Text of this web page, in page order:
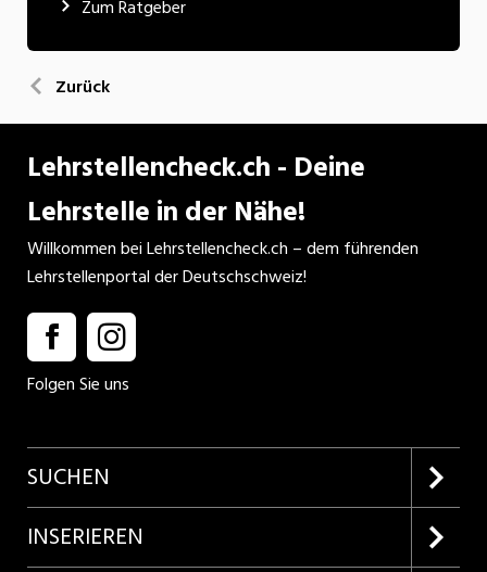
Zum Ratgeber
Zurück
Lehrstellencheck.ch - Deine
Lehrstelle in der Nähe!
Willkommen bei Lehrstellencheck.ch – dem führenden
Lehrstellenportal der Deutschschweiz!
Folgen Sie uns
SUCHEN
Firmenprofile entdecken
INSERIEREN